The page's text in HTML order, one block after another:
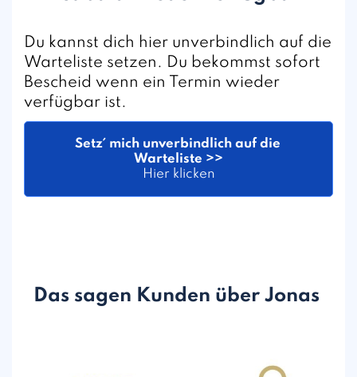
Du kannst dich hier unverbindlich auf die
Warteliste setzen. Du bekommst sofort
Bescheid wenn ein Termin wieder
verfügbar ist.
Setz´ mich unverbindlich auf die
Warteliste >>
Hier klicken
Das sagen Kunden über Jonas